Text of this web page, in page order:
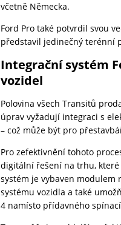
včetně Německa.
Ford Pro také potvrdil svou
představil jedinečný terénní
Integrační systém
vozidel
Polovina všech Transitů
úprav vyžadují integraci s
– což může být pro
Pro zefektivnění tohoto
digitální řešení na trhu, které
systém je vybaven
systému vozidla a také
4 namísto přídavného